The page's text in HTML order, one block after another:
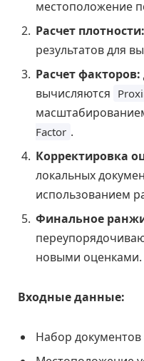
местоположение
Расчет плотности:
результатов для
Расчет факторов:
вычисляются
Factor .
Корректировка
локальных
использованием
Финальное
новыми оценками.
Входные данные:
Набор